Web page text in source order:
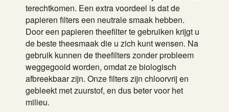
terechtkomen. Een extra voordeel is dat de
papieren filters een neutrale smaak hebben.
Door een papieren theefilter te gebruiken krijgt u
de beste theesmaak die u zich kunt wensen. Na
gebruik kunnen de theefilters zonder probleem
weggegooid worden, omdat ze biologisch
afbreekbaar zijn. Onze filters zijn chloorvrij en
gebleekt met zuurstof, en dus beter voor het
milieu.